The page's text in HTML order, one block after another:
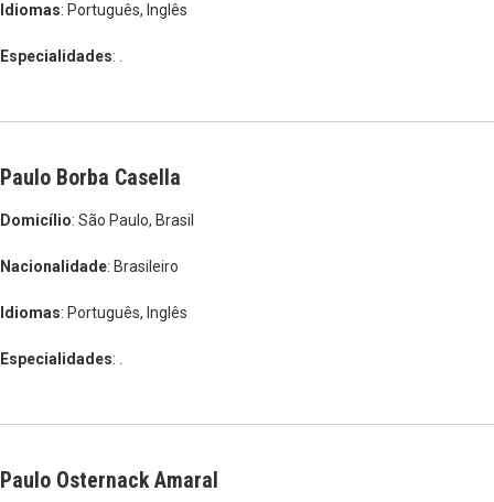
Idiomas: Português, Inglês
Especialidades: .
Paulo Borba Casella
Domicílio: São Paulo, Brasil
Nacionalidade: Brasileiro
Idiomas: Português, Inglês
Especialidades: .
Paulo Osternack Amaral